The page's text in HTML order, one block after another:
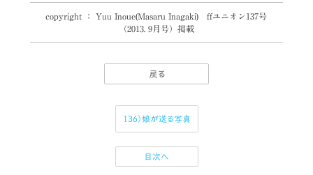
copyright ： Yuu Inoue(Masaru Inagaki) ffユニオン137号
（2013. 9月号）掲載
戻る
136）娘が送る写真
目次へ